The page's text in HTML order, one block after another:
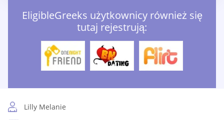
EligibleGreeks użytkownicy również się
tutaj rejestrują:
Lilly Melanie